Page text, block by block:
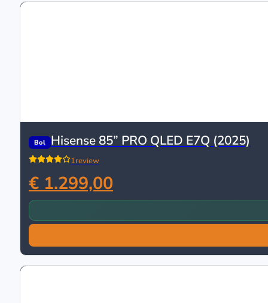
Bol Hisense 85” PRO QLED E7Q (2025)
1review
€ 1.299,00